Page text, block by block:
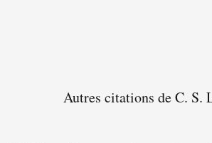
Autres citations de C. S.